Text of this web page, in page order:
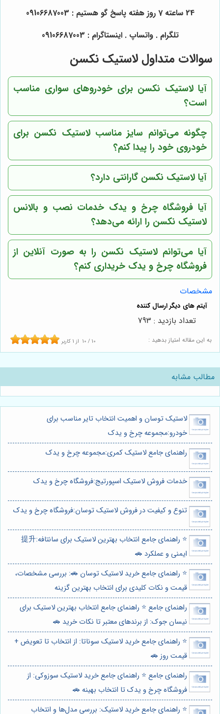
24 ساعته 7 روز هفته پاسخ گو هستیم : 09106687003
تلگرام . واتساپ . اینستاگرام : 09106687003
سوالات متداول لاستیک نکسن
آیا لاستیک نکسن برای خودروهای سواری مناسب
است؟
چگونه می‌توانم سایز مناسب لاستیک نکسن برای
خودروی خود را پیدا کنم؟
آیا لاستیک نکسن گارانتی دارد؟
آیا فروشگاه چرخ و یدک خدمات نصب و بالانس
لاستیک نکسن را ارائه می‌دهد؟
آیا می‌توانم لاستیک نکسن را به صورت آنلاین از
فروشگاه چرخ و یدک خریداری کنم؟
مشخصات
به این مقاله امتیاز بدهید : 10 / 10 از 1 کاربر
تعداد بازدید : 793
مطالب مشابه
لاستیک توسان و اهمیت انتخاب تایر مناسب برای
خودرو:مجموعه چرخ و یدک
راهنمای جامع لاستیک کمری:مجموعه چرخ و یدک
خدمات فروش لاستیک اسپورتیج:فروشگاه چرخ و یدک
تنوع و کیفیت در فروش لاستیک توسان:فروشگاه چرخ و یدک
⭐️ راهنمای جامع انتخاب بهترین لاستیک برای سانتافه:提升
ایمنی و عملکرد 🚗
⭐️ راهنمای جامع خرید لاستیک توسان 🚗: بررسی مشخصات،
قیمت و نکات کلیدی برای انتخاب بهترین گزینه
راهنمای جامع ⭐️ راهنمای جامع انتخاب بهترین لاستیک برای
نیسان جوک: از برندهای معتبر تا نکات خرید 🚗
⭐️ راهنمای جامع خرید لاستیک سوناتا: از انتخاب تا تعویض +
قیمت روز 🚗
راهنمای جامع ⭐️ راهنمای جامع خرید لاستیک سوزوکی: از
فروشگاه چرخ و یدک تا انتخاب بهینه 🚗
⭐️ راهنمای جامع خرید لاستیک: بررسی مدل‌ها و انتخاب